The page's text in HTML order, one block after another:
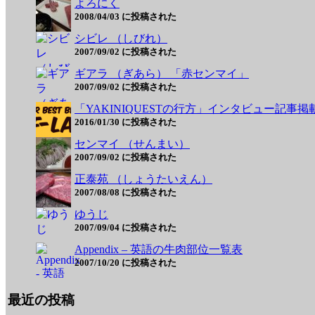
よろにく
2008/04/03 に投稿された
シビレ （しびれ）
2007/09/02 に投稿された
ギアラ （ぎあら） 「赤センマイ」
2007/09/02 に投稿された
「YAKINIQUESTの行方」インタビュー記事掲
2016/01/30 に投稿された
センマイ （せんまい）
2007/09/02 に投稿された
正泰苑 （しょうたいえん）
2007/08/08 に投稿された
ゆうじ
2007/09/04 に投稿された
Appendix – 英語の牛肉部位一覧表
2007/10/20 に投稿された
最近の投稿